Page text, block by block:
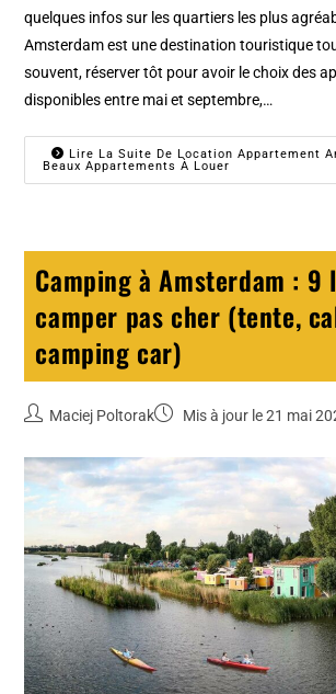
quelques infos sur les quartiers les plus
Amsterdam est une destination touristique
souvent, réserver tôt pour avoir le choix des
disponibles entre mai et septembre,…
Lire La Suite De Location Appartement
Beaux Appartements À Louer
Camping à Amsterdam : 9
camper pas cher (tente,
camping car)
Maciej Poltorak Mis à jour le 21 mai